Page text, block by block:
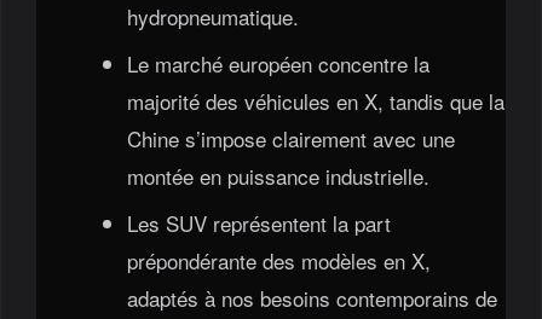
hydropneumatique.
Le marché européen concentre la
majorité des véhicules en X, tandis que la
Chine s’impose clairement avec une
montée en puissance industrielle.
Les SUV représentent la part
prépondérante des modèles en X,
adaptés à nos besoins contemporains de